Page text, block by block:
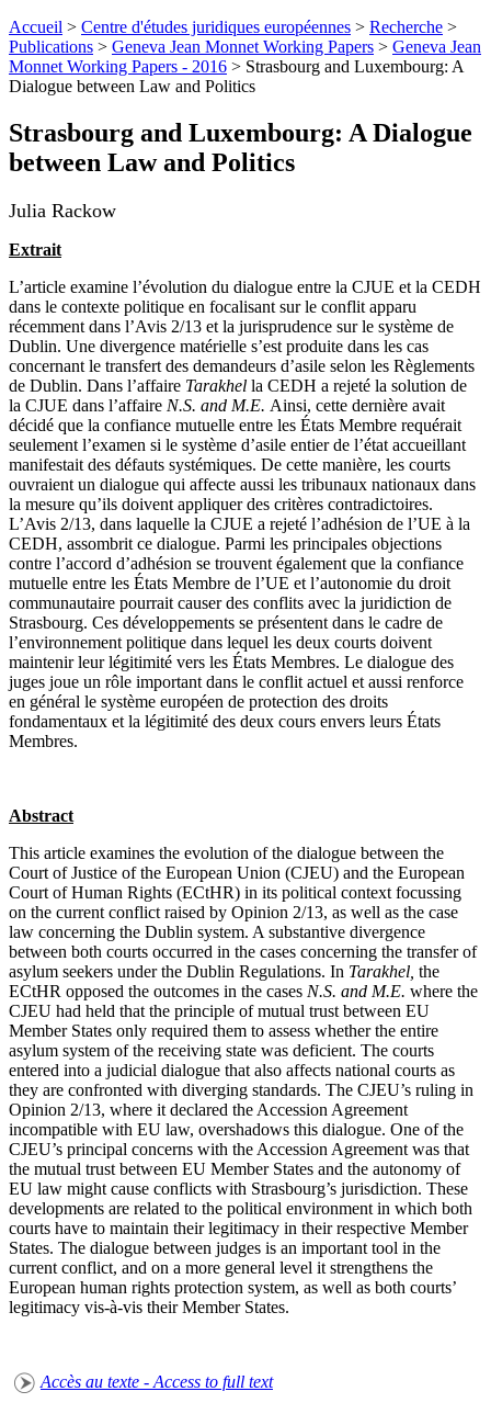
Accueil > Centre d'études juridiques européennes > Recherche >
Publications > Geneva Jean Monnet Working Papers > Geneva Jean
Monnet Working Papers - 2016 > Strasbourg and Luxembourg: A
Dialogue between Law and Politics
Strasbourg and Luxembourg: A Dialogue
between Law and Politics
Julia Rackow
Extrait
L’article examine l’évolution du dialogue entre la CJUE et la CEDH
dans le contexte politique en focalisant sur le conflit apparu
récemment dans l’Avis 2/13 et la jurisprudence sur le système de
Dublin. Une divergence matérielle s’est produite dans les cas
concernant le transfert des demandeurs d’asile selon les Règlements
de Dublin. Dans l’affaire Tarakhel la CEDH a rejeté la solution de
la CJUE dans l’affaire N.S. and M.E. Ainsi, cette dernière avait
décidé que la confiance mutuelle entre les États Membre requérait
seulement l’examen si le système d’asile entier de l’état accueillant
manifestait des défauts systémiques. De cette manière, les courts
ouvraient un dialogue qui affecte aussi les tribunaux nationaux dans
la mesure qu’ils doivent appliquer des critères contradictoires.
L’Avis 2/13, dans laquelle la CJUE a rejeté l’adhésion de l’UE à la
CEDH, assombrit ce dialogue. Parmi les principales objections
contre l’accord d’adhésion se trouvent également que la confiance
mutuelle entre les États Membre de l’UE et l’autonomie du droit
communautaire pourrait causer des conflits avec la juridiction de
Strasbourg. Ces développements se présentent dans le cadre de
l’environnement politique dans lequel les deux courts doivent
maintenir leur légitimité vers les États Membres. Le dialogue des
juges joue un rôle important dans le conflit actuel et aussi renforce
en général le système européen de protection des droits
fondamentaux et la légitimité des deux cours envers leurs États
Membres.
Abstract
This article examines the evolution of the dialogue between the
Court of Justice of the European Union (CJEU) and the European
Court of Human Rights (ECtHR) in its political context focussing
on the current conflict raised by Opinion 2/13, as well as the case
law concerning the Dublin system. A substantive divergence
between both courts occurred in the cases concerning the transfer of
asylum seekers under the Dublin Regulations. In Tarakhel, the
ECtHR opposed the outcomes in the cases N.S. and M.E. where the
CJEU had held that the principle of mutual trust between EU
Member States only required them to assess whether the entire
asylum system of the receiving state was deficient. The courts
entered into a judicial dialogue that also affects national courts as
they are confronted with diverging standards. The CJEU’s ruling in
Opinion 2/13, where it declared the Accession Agreement
incompatible with EU law, overshadows this dialogue. One of the
CJEU’s principal concerns with the Accession Agreement was that
the mutual trust between EU Member States and the autonomy of
EU law might cause conflicts with Strasbourg’s jurisdiction. These
developments are related to the political environment in which both
courts have to maintain their legitimacy in their respective Member
States. The dialogue between judges is an important tool in the
current conflict, and on a more general level it strengthens the
European human rights protection system, as well as both courts’
legitimacy vis-à-vis their Member States.
Accès au texte - Access to full text